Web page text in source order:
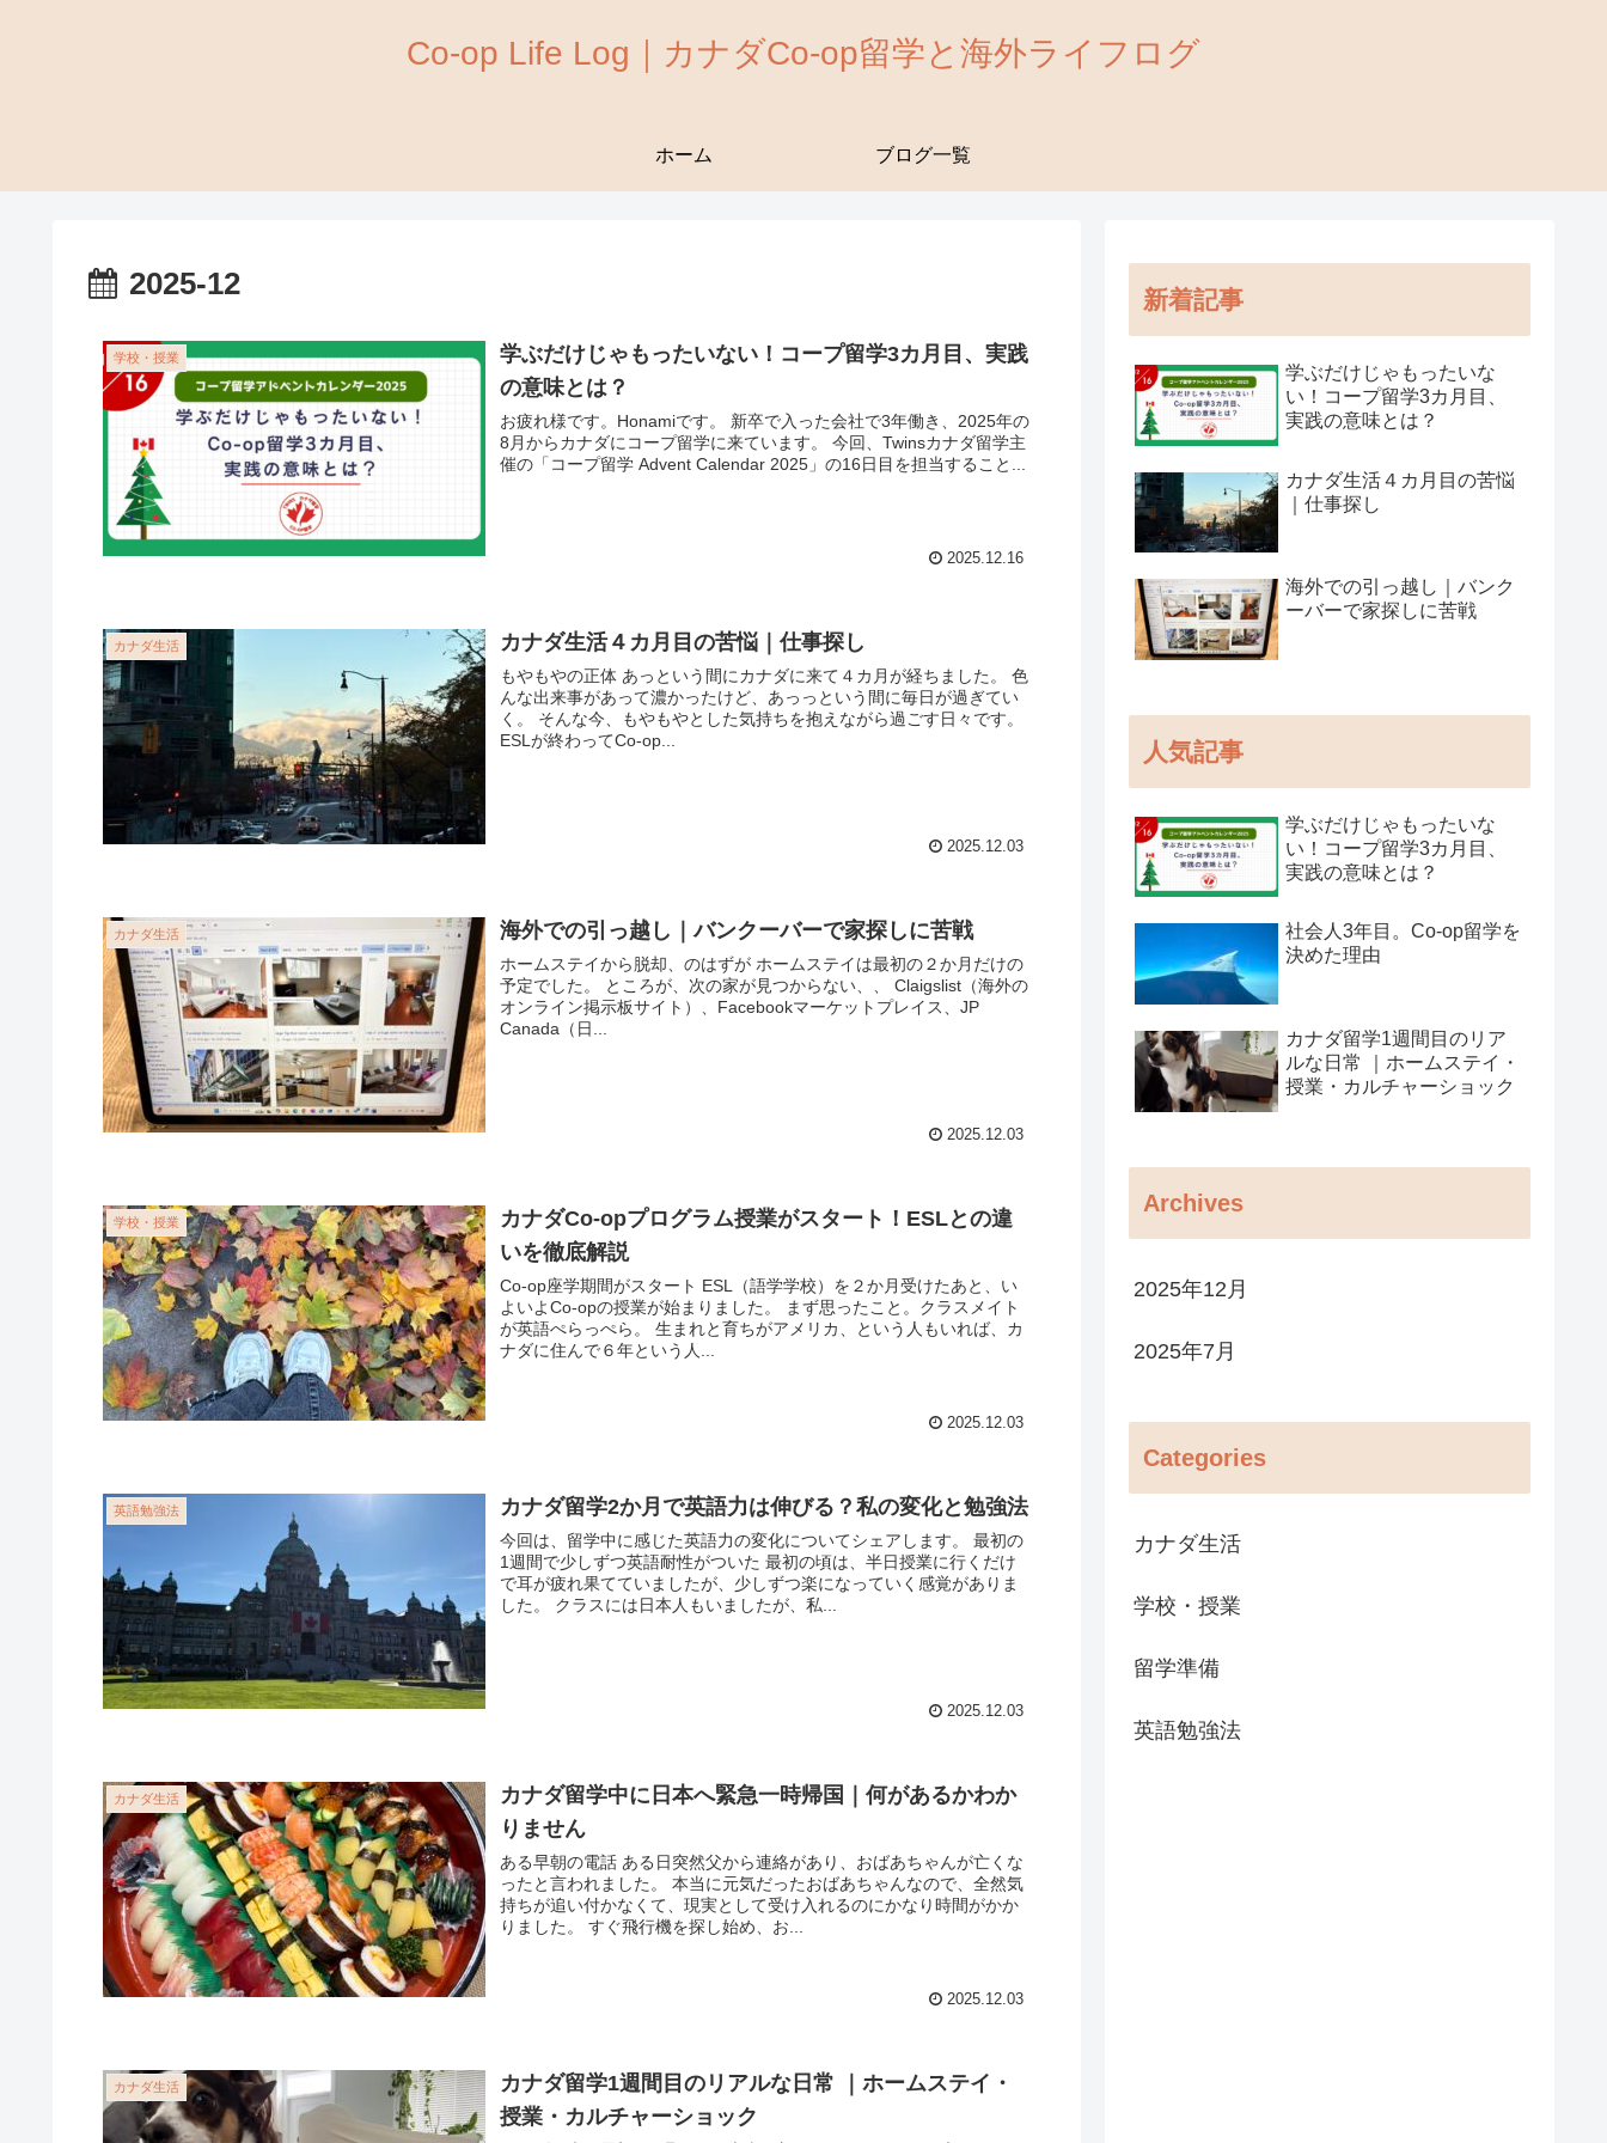
Co-op Life Log｜カナダCo-op留学と海外ライフログ
ホーム ブログ一覧
2025-12
学校・授業
学ぶだけじゃもったいない！コープ留学3カ月目、実践
の意味とは？
お疲れ様です。Honamiです。 新卒で入った会社で3年働き、2025年の
8月からカナダにコープ留学に来ています。 今回、Twinsカナダ留学主
催の「コープ留学 Advent Calendar 2025」の16日目を担当すること...
2025.12.16
カナダ生活 カナダ生活４カ月目の苦悩｜仕事探し
もやもやの正体 あっという間にカナダに来て４カ月が経ちました。 色
んな出来事があって濃かったけど、あっっという間に毎日が過ぎてい
く。 そんな今、もやもやとした気持ちを抱えながら過ごす日々です。
ESLが終わってCo-op...
2025.12.03
カナダ生活 海外での引っ越し｜バンクーバーで家探しに苦戦
ホームステイから脱却、のはずが ホームステイは最初の２か月だけの
予定でした。 ところが、次の家が見つからない、、 Claigslist（海外の
オンライン掲示板サイト）、Facebookマーケットプレイス、JP
Canada（日...
2025.12.03
学校・授業
カナダCo-opプログラム授業がスタート！ESLとの違
いを徹底解説
Co-op座学期間がスタート ESL（語学学校）を２か月受けたあと、い
よいよCo-opの授業が始まりました。 まず思ったこと。クラスメイト
が英語ぺらっぺら。 生まれと育ちがアメリカ、という人もいれば、カ
ナダに住んで６年という人...
2025.12.03
英語勉強法 カナダ留学2か月で英語力は伸びる？私の変化と勉強法
今回は、留学中に感じた英語力の変化についてシェアします。 最初の
1週間で少しずつ英語耐性がついた 最初の頃は、半日授業に行くだけ
で耳が疲れ果てていましたが、少しずつ楽になっていく感覚がありま
した。 クラスには日本人もいましたが、私...
2025.12.03
カナダ生活
カナダ留学中に日本へ緊急一時帰国｜何があるかわか
りません
ある早朝の電話 ある日突然父から連絡があり、おばあちゃんが亡くな
ったと言われました。 本当に元気だったおばあちゃんなので、全然気
持ちが追い付かなくて、現実として受け入れるのにかなり時間がかか
りました。 すぐ飛行機を探し始め、お...
2025.12.03
カナダ生活
カナダ留学1週間目のリアルな日常 ｜ホームステイ・
授業・カルチャーショック
新着記事
学ぶだけじゃもったいな
い！コープ留学3カ月目、
実践の意味とは？
カナダ生活４カ月目の苦悩
｜仕事探し
海外での引っ越し｜バンク
ーバーで家探しに苦戦
人気記事
学ぶだけじゃもったいな
い！コープ留学3カ月目、
実践の意味とは？
社会人3年目。Co-op留学を
決めた理由
カナダ留学1週間目のリア
ルな日常 ｜ホームステイ・
授業・カルチャーショック
Archives
2025年12月
2025年7月
Categories
カナダ生活
学校・授業
留学準備
英語勉強法